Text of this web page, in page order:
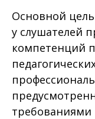
Основной
у слушателей
компетенций
требованиями